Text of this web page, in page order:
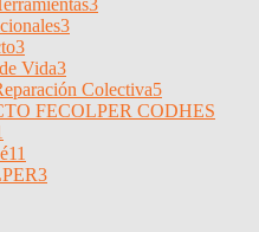
3
3
Vida3
Colectiva5
FECOLPER CODHES
11
3